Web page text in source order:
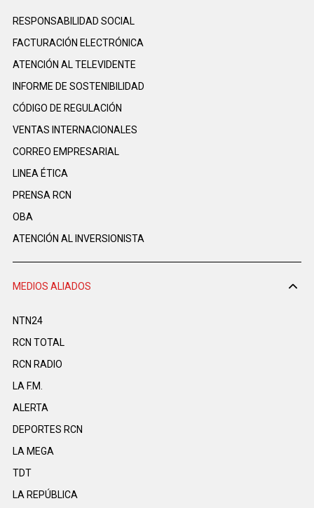
RESPONSABILIDAD SOCIAL
FACTURACIÓN ELECTRÓNICA
ATENCIÓN AL TELEVIDENTE
INFORME DE SOSTENIBILIDAD
CÓDIGO DE REGULACIÓN
VENTAS INTERNACIONALES
CORREO EMPRESARIAL
LINEA ÉTICA
PRENSA RCN
OBA
ATENCIÓN AL INVERSIONISTA
MEDIOS ALIADOS
NTN24
RCN TOTAL
RCN RADIO
LA F.M.
ALERTA
DEPORTES RCN
LA MEGA
TDT
LA REPÚBLICA